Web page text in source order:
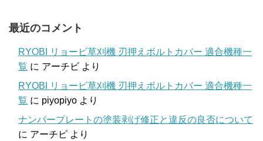
最近のコメント
RYOBI リョービ草刈機 刃押えボルトカバー 適合機種一
覧 に アーチビ より
RYOBI リョービ草刈機 刃押えボルトカバー 適合機種一
覧 に piyopiyo より
ナンバープレートの塗装剥げ修正と違反の良否について
に アーチビ より